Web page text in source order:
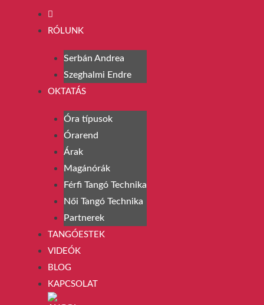
RÓLUNK
Serbán Andrea
Szeghalmi Endre
OKTATÁS
Óra típusok
Órarend
Árak
Magánórák
Férfi Tangó Technika
Női Tangó Technika
Partnerek
TANGÓESTEK
VIDEÓK
BLOG
KAPCSOLAT